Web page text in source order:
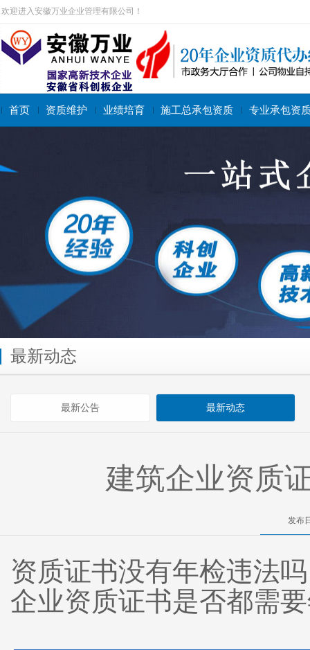
欢迎进入安徽万业企业管理有限公司！
首页 资质维护 业绩培育 施工总承包资质 专业承包资
搜索关键字： 施工总承包资质 专业承包资质 施工劳务资质
最新动态
最新公告 最新动态
建筑企业资质
发布
资质证书没有年检违法
企业资质证书是否都需